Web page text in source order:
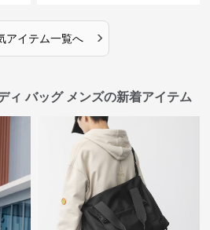
アイテム一覧へ ›
ィ バッグ メンズの新着アイテム